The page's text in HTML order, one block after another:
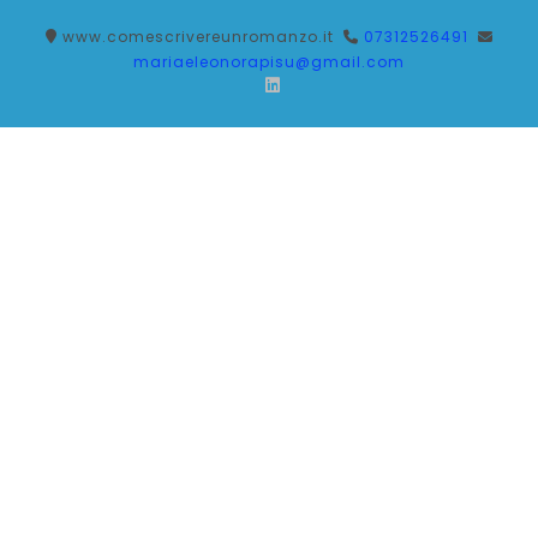
www.comescrivereunromanzo.it
07312526491
mariaeleonorapisu@gmail.com